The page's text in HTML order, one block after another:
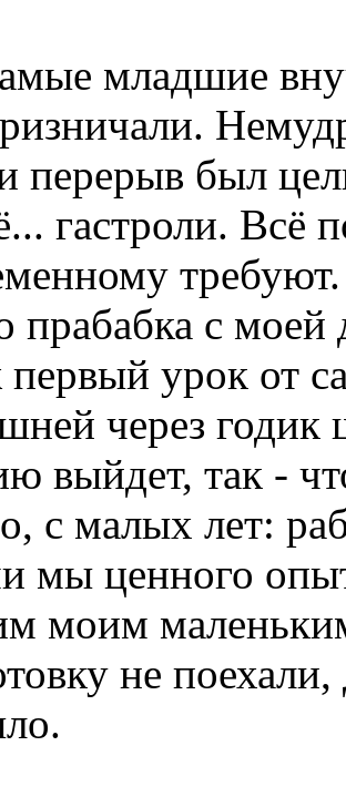
младшие
перерыв был
гастроли. Всё
требуют.
прабабка с моей
первый урок от
через годик
выйдет, так -
с малых лет:
мы ценного
моим
не